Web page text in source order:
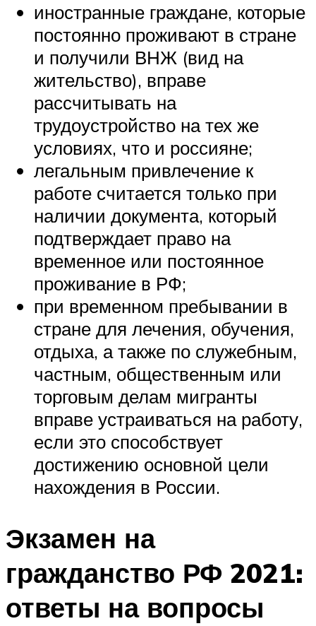
иностранные граждане, которые
постоянно проживают в стране
и получили ВНЖ (вид на
жительство), вправе
рассчитывать на
трудоустройство на тех же
условиях, что и россияне;
легальным привлечение к
работе считается только при
наличии документа, который
подтверждает право на
временное или постоянное
проживание в РФ;
при временном пребывании в
стране для лечения, обучения,
отдыха, а также по служебным,
частным, общественным или
торговым делам мигранты
вправе устраиваться на работу,
если это способствует
достижению основной цели
нахождения в России.
Экзамен на
гражданство РФ 2021:
ответы на вопросы